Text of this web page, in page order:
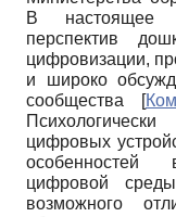
В настоящее
перспектив
цифровизации,
и широко
сообщества
[
цифровых
особенностей
цифровой
возможного